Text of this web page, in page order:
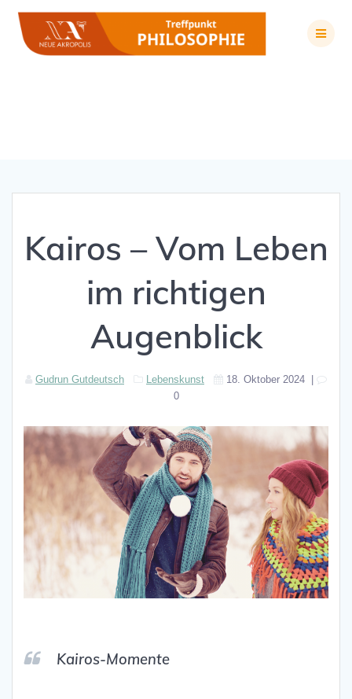
Inhalt
springen
Kairos – Vom Leben
im richtigen
Augenblick
Gudrun Gutdeutsch Lebenskunst 18. Oktober 2024
0
Kairos-Momente